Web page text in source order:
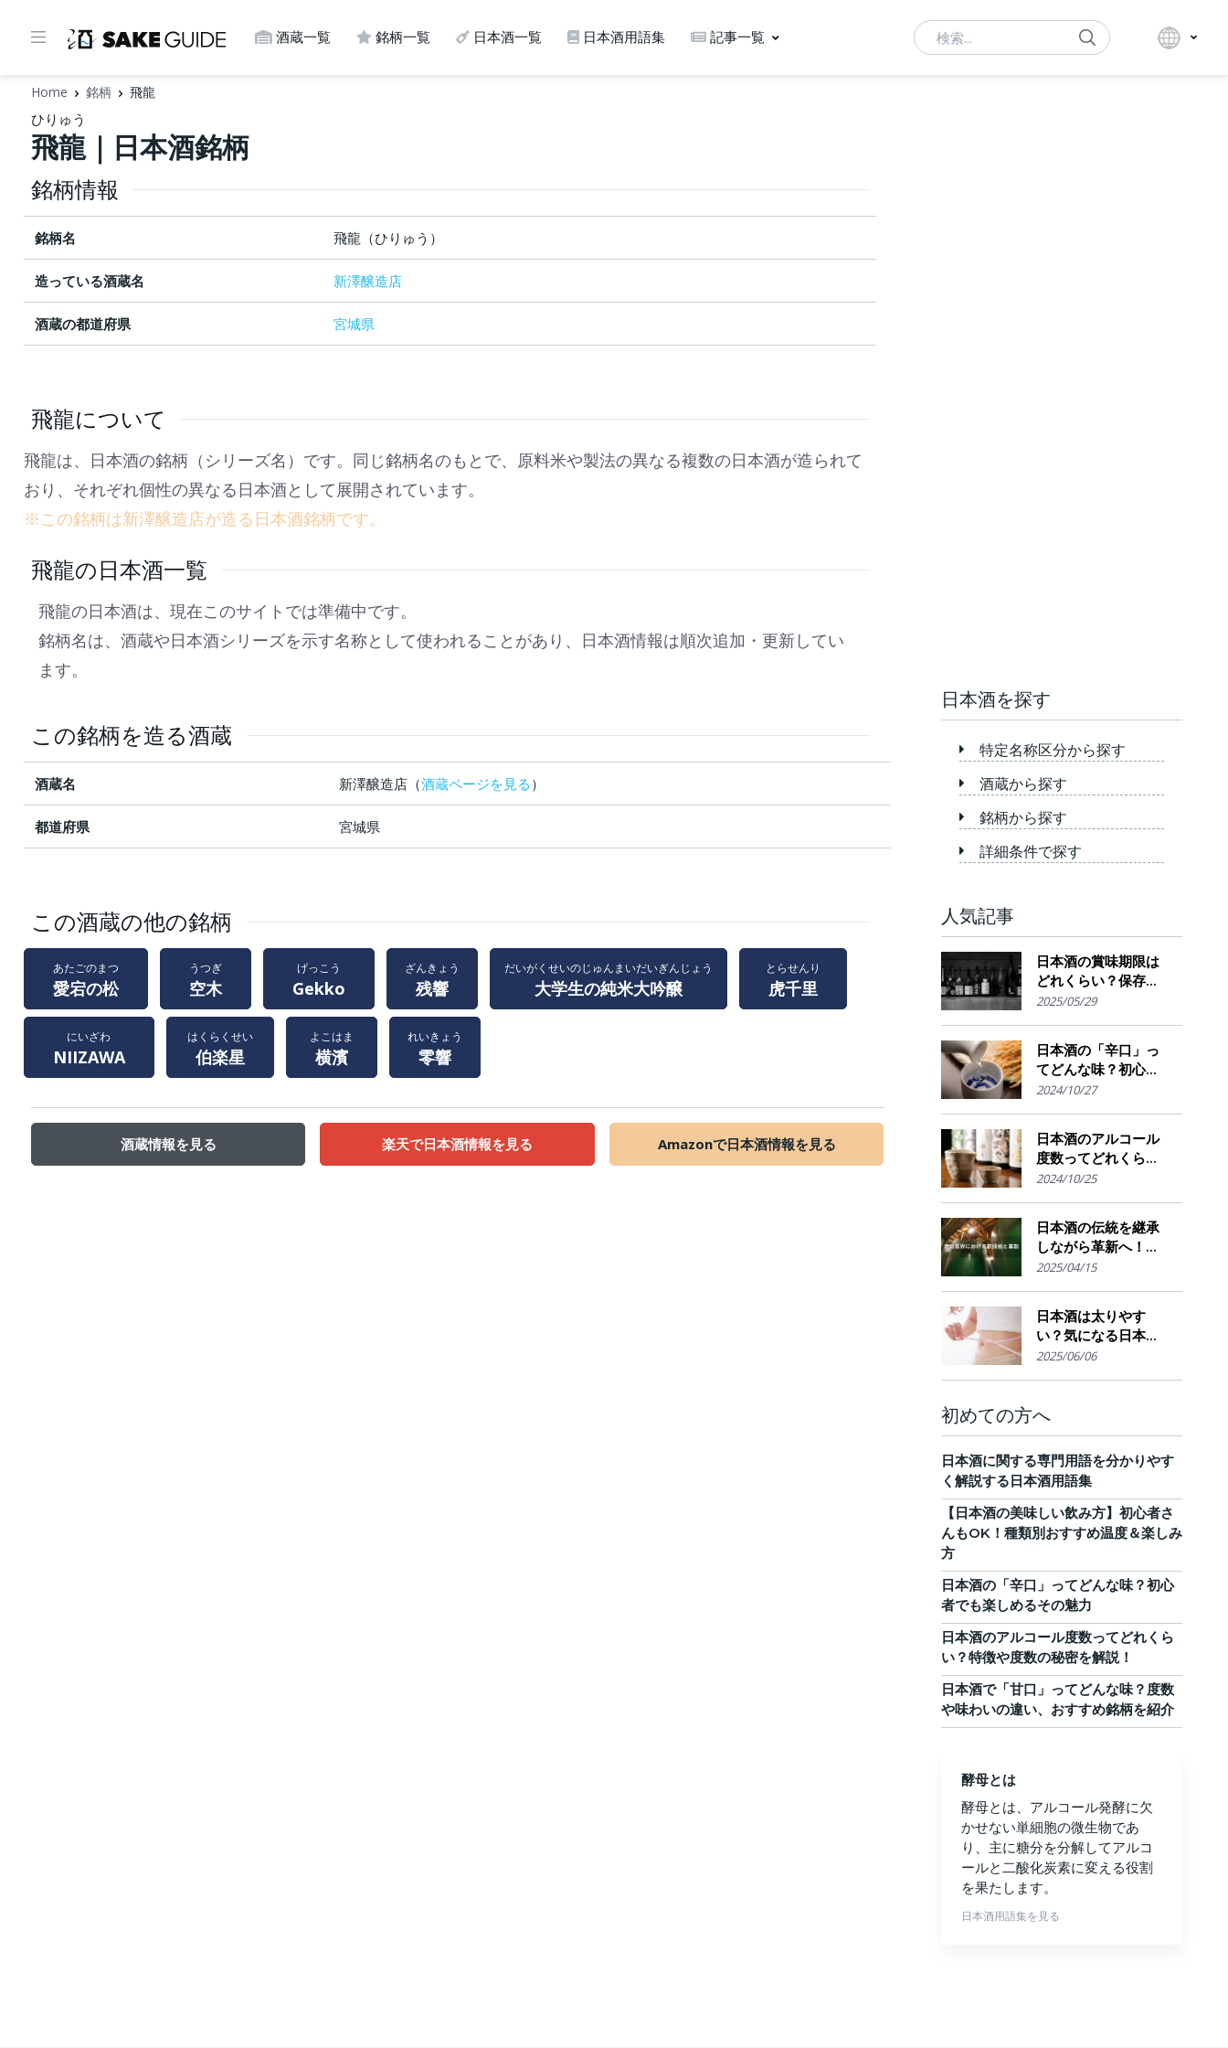
酒蔵一覧 銘柄一覧 日本酒一覧 日本酒用語集 記事一覧 Search
Home 銘柄 飛龍
ひりゅう
飛龍｜日本酒銘柄
銘柄情報
銘柄名 飛龍（ひりゅう）
造っている酒蔵名 新澤醸造店
酒蔵の都道府県 宮城県
飛龍について
飛龍は、日本酒の銘柄（シリーズ名）です。同じ銘柄名のもとで、原料米や製法の異なる複数の日本酒が造られて
おり、それぞれ個性の異なる日本酒として展開されています。
※この銘柄は新澤醸造店が造る日本酒銘柄です。
飛龍の日本酒一覧
飛龍の日本酒は、現在このサイトでは準備中です。
銘柄名は、酒蔵や日本酒シリーズを示す名称として使われることがあり、日本酒情報は順次追加・更新してい
ます。
この銘柄を造る酒蔵
酒蔵名 新澤醸造店（酒蔵ページを見る ）
都道府県 宮城県
この酒蔵の他の銘柄
あたごのまつ
愛宕の松
うつぎ
空木
げっこう
Gekko
ざんきょう
残響
だいがくせいのじゅんまいだいぎんじょう
大学生の純米大吟醸
とらせんり
虎千里
にいざわ
NIIZAWA
はくらくせい
伯楽星
よこはま
横濱
れいきょう
零響
酒蔵情報を見る 楽天で日本酒情報を見る Amazonで日本酒情報を見る
日本酒を探す
特定名称区分から探す
酒蔵から探す
銘柄から探す
詳細条件で探す
人気記事
日本酒の賞味期限は
どれくらい？保存場
所のポイント
2025/05/29
日本酒の「辛口」っ
てどんな味？初心者
でも楽しめるその魅
2024/10/27
日本酒のアルコール
度数ってどれくら
い？特徴や度数の秘
2024/10/25
日本酒の伝統を継承
しながら革新へ！
AI・IoTが実現する革
の未来展望
2025/04/15
日本酒は太りやす
い？気になる日本酒
のカロリーと糖質。
2025/06/06
初めての方へ
日本酒に関する専門用語を分かりやす
く解説する日本酒用語集
【日本酒の美味しい飲み方】初心者さ
んもOK！種類別おすすめ温度＆楽しみ
方
日本酒の「辛口」ってどんな味？初心
者でも楽しめるその魅力
日本酒のアルコール度数ってどれくら
い？特徴や度数の秘密を解説！
日本酒で「甘口」ってどんな味？度数
や味わいの違い、おすすめ銘柄を紹介
酵母とは
酵母とは、アルコール発酵に欠
かせない単細胞の微生物であ
り、主に糖分を分解してアルコ
ールと二酸化炭素に変える役割
を果たします。
日本酒用語集を見る